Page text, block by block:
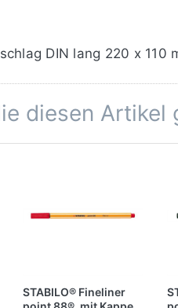
DIN lang 220 x
diesen
STABILO® Fineliner